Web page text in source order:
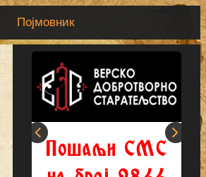
Појмовник